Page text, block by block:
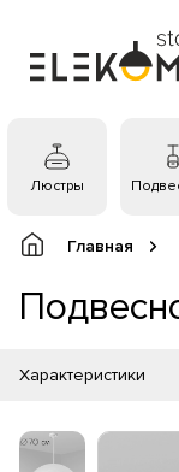
Люстры
Главная
Характеристики